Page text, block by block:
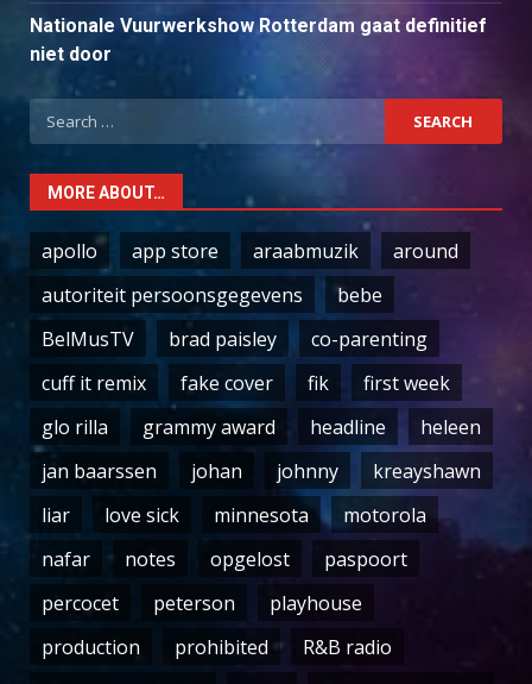
Nationale Vuurwerkshow Rotterdam gaat definitief
niet door
Search
for:
MORE ABOUT…
apollo app store araabmuzik
around
autoriteit persoonsgegevens
bebe
BelMusTV
brad paisley
co-parenting
cuff it remix
fake cover fik
first week
glo rilla
grammy award headline
heleen
jan baarssen
johan johnny
kreayshawn
liar
love sick minnesota
motorola
nafar
notes opgelost
paspoort
percocet
peterson
playhouse
production
prohibited
R&B radio